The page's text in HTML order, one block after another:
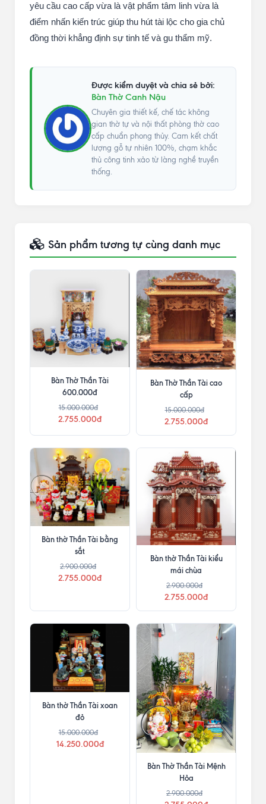
yêu cầu cao cấp vừa là vật phẩm tâm linh vừa là
điểm nhấn kiến trúc giúp thu hút tài lộc cho gia chủ
đồng thời khẳng định sự tinh tế và gu thẩm mỹ.
Được kiểm duyệt và chia sẻ bởi:
Bàn Thờ Canh Nậu
Chuyên gia thiết kế, chế tác không
gian thờ tự và nội thất phòng thờ cao
cấp chuẩn phong thủy. Cam kết chất
lượng gỗ tự nhiên 100%, chạm khắc
thủ công tinh xảo từ làng nghề truyền
thống.
Sản phẩm tương tự cùng danh mục
Bàn Thờ Thần Tài
600.000đ
15.000.000đ
2.755.000đ
Bàn Thờ Thần Tài cao
cấp
15.000.000đ
2.755.000đ
Bàn thờ Thần Tài bằng
sắt
2.900.000đ
2.755.000đ
Bàn thờ Thần Tài kiểu
mái chùa
2.900.000đ
2.755.000đ
Bàn thờ Thần Tài xoan
đỏ
15.000.000đ
14.250.000đ
Bàn Thờ Thần Tài Mệnh
Hỏa
2.900.000đ